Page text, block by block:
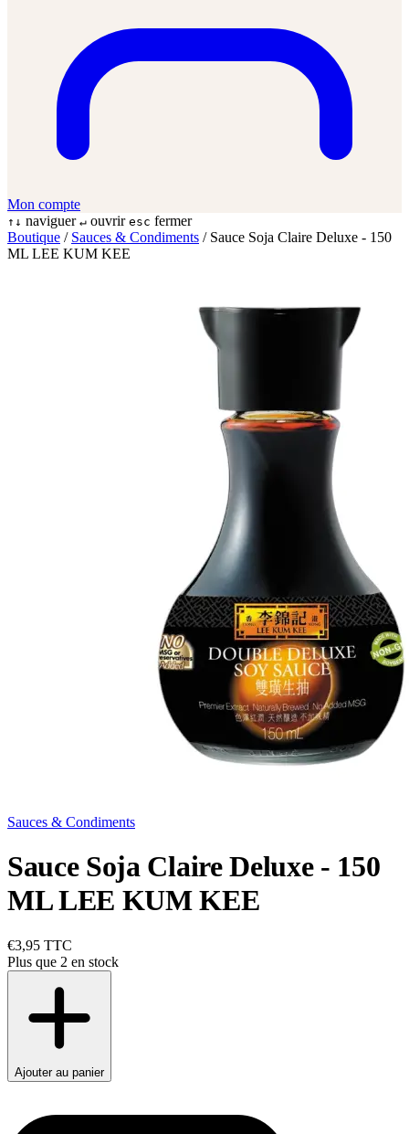
Mon compte
↑↓ naviguer ↵ ouvrir esc fermer
Boutique / Sauces & Condiments / Sauce Soja Claire Deluxe - 150
ML LEE KUM KEE
Sauces & Condiments
Sauce Soja Claire Deluxe - 150
ML LEE KUM KEE
€3,95 TTC
Plus que 2 en stock
Ajouter au panier